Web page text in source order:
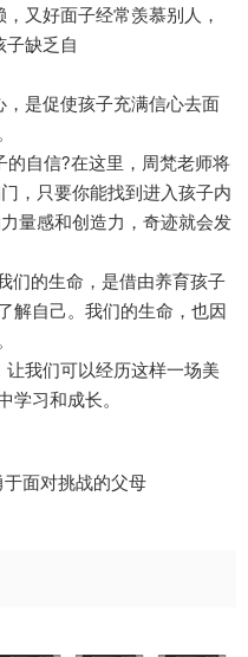
又好面子经常羡慕别人，
缺乏自
是促使孩子充满信心去面
自信?在这里，周梵老师将
，只要你能找到进入孩子内
量感和创造力，奇迹就会发
们的生命，是借由养育孩子
解自己。我们的生命，也因
我们可以经历这样一场美
学习和成长。
面对挑战的父母